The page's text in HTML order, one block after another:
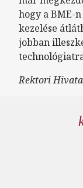
hogy a BME-
kezelése
jobban
Rektori